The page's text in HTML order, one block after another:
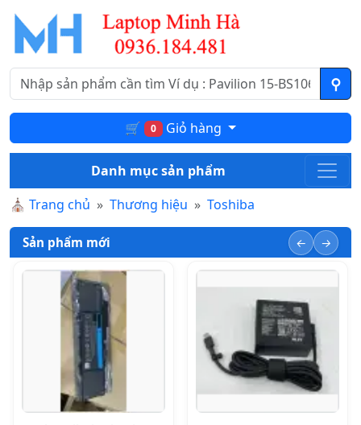
🛒 0 Giỏ hàng
Danh mục sản phẩm
⛪ Trang chủ Thương hiệu Toshiba
Sản phẩm mới